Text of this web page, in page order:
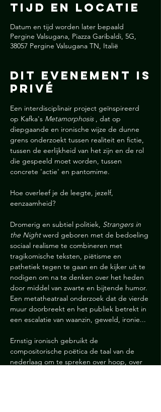
Tijd en locatie
Datum en tijd worden later bepaald
Pergine Valsugana, Piazza Garibaldi, 5G,
38057 Pergine Valsugana TN, Italië
Dit Evenement is
Privé
Een interdisciplinair project geïnspireerd
op Kafka's Metamorphosis , dat op
diepgaande en ironische wijze de dunne
grens onderzoekt tussen realiteit en fictie,
tussen de eerlijkheid van het zijn en de rol
die gespeeld moet worden, tussen
concrete 'actie' en pantomime.
Hoe overleef je de leegte, jezelf,
eenzaamheid?
Dromerig en subtiel politiek, Strangers in
the Night werd geboren met de bedoeling
sociaal realisme te combineren met
tragikomische teksten, piëtisme en
pathetiek tegen te gaan en de kijker uit te
nodigen om na te denken over het heden
door middel van zwarte en bijtende humor.
Een metatheatraal onderzoek dat de vierde
muur doorbreekt en het publiek betrekt in
een escalatie van waanzin, geweld, ironie...
Ernstig ironisch gebruikt de
compositorische poëtica de taal van de
nederlaag om te spreken over hoop, over